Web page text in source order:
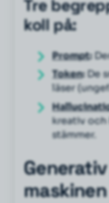
Tre
koll på:
Prompt:
Token:De
läser
kreativ
stämmer.
Generativ